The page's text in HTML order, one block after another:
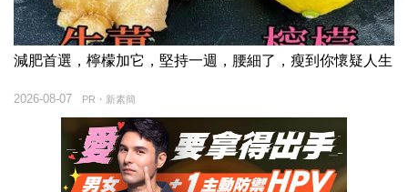
減肥首選，檸檬加它，堅持一週，腰細了，瘦到你懷疑人生
PR・新素簡
2026-08-07